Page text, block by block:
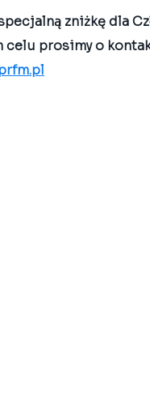
specjalną zniżkę dla
celu prosimy o